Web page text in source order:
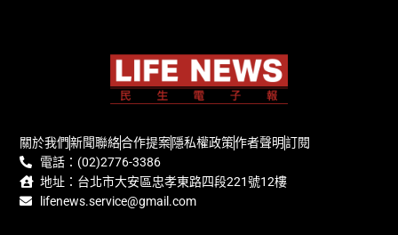
關於我們新聞聯絡合作提案隱私權政策作者聲明訂閱
電話：(02)2776-3386
地址：台北市大安區忠孝東路四段221號12樓
lifenews.service@gmail.com